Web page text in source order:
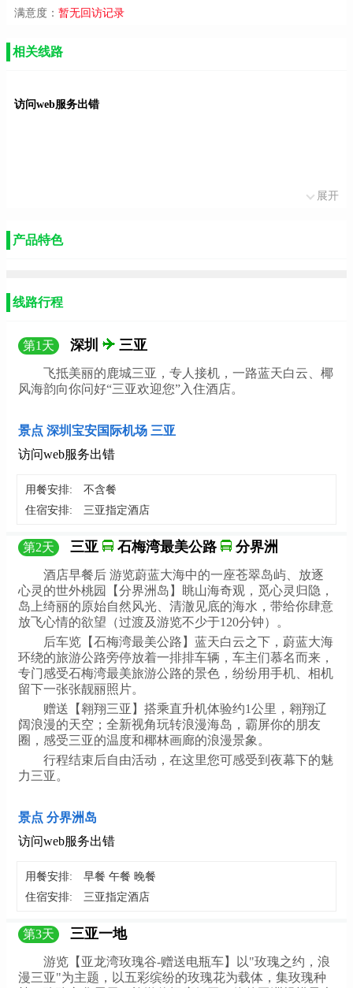
满意度： 暂无回访记录
相关线路
访问web服务出错
展开
产品特色
线路行程
第1 天 深圳 三亚
飞抵美丽的鹿城三亚，专人接机，一路蓝天白云、椰
风海韵向你问好“三亚欢迎您”入住酒店。
景点 深圳宝安国际机场 三亚
访问web服务出错
用餐安排:
不含餐
住宿安排:
三亚指定酒店
第2天 三亚 石梅湾最美公路 分界洲
酒店早餐后 游览蔚蓝大海中的一座苍翠岛屿、放逐
心灵的世外桃园【分界洲岛】眺山海奇观，觅心灵归隐，
岛上绮丽的原始自然风光、清澈见底的海水，带给你肆意
放飞心情的欲望（过渡及游览不少于120分钟）。
后车览【石梅湾最美公路】蓝天白云之下，蔚蓝大海
环绕的旅游公路旁停放着一排排车辆，车主们慕名而来，
专门感受石梅湾最美旅游公路的景色，纷纷用手机、相机
留下一张张靓丽照片。
赠送【翱翔三亚】搭乘直升机体验约1公里，翱翔辽
阔浪漫的天空；全新视角玩转浪漫海岛，霸屏你的朋友
圈，感受三亚的温度和椰林画廊的浪漫景象。
行程结束后自由活动，在这里您可感受到夜幕下的魅
力三亚。
景点 分界洲岛
访问web服务出错
用餐安排:
早餐 午餐 晚餐
住宿安排:
三亚指定酒店
第3天 三亚一地
游览【亚龙湾玫瑰谷-赠送电瓶车】以"玫瑰之约，浪
漫三亚"为主题，以五彩缤纷的玫瑰花为载体，集玫瑰种